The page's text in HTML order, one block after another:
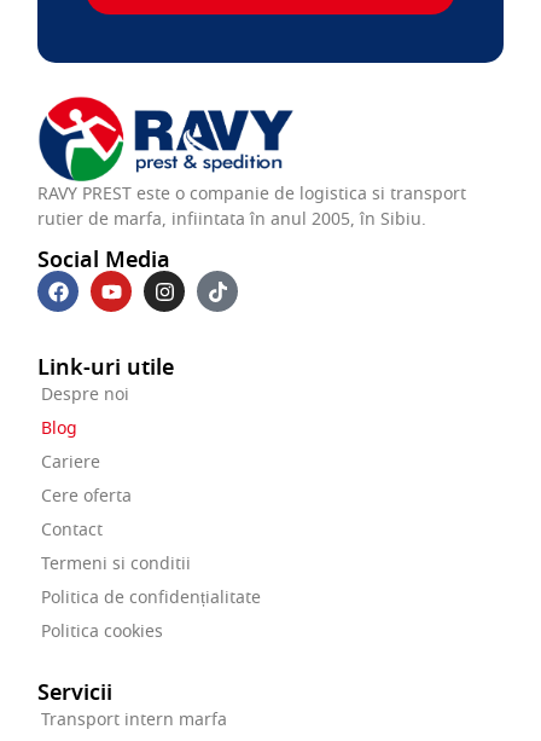
RAVY PREST este o companie de logistica si transport
rutier de marfa, infiintata în anul 2005, în Sibiu.
Social Media
Link-uri utile
Despre noi
Blog
Cariere
Cere oferta
Contact
Termeni si conditii
Politica de confidențialitate
Politica cookies
Servicii
Transport intern marfa